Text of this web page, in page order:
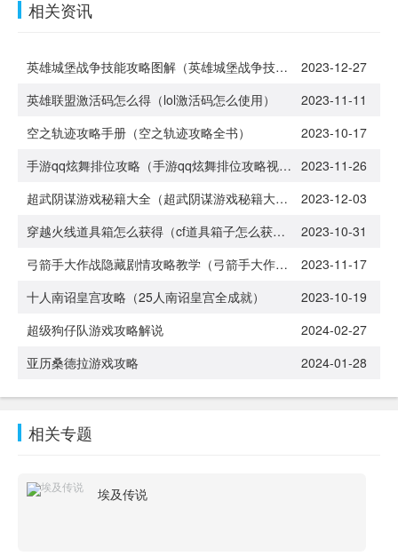
相关资讯
英雄城堡战争技能攻略图解（英雄城堡战争技能攻略图解大全）
2023-12-27
英雄联盟激活码怎么得（lol激活码怎么使用）
2023-11-11
空之轨迹攻略手册（空之轨迹攻略全书）
2023-10-17
手游qq炫舞排位攻略（手游qq炫舞排位攻略视频） 2023-11-26
超武阴谋游戏秘籍大全（超武阴谋游戏秘籍大全攻略）
2023-12-03
穿越火线道具箱怎么获得（cf道具箱子怎么获得）
2023-10-31
弓箭手大作战隐藏剧情攻略教学（弓箭手大作战全人物解锁版）
2023-11-17
十人南诏皇宫攻略（25人南诏皇宫全成就）
2023-10-19
超级狗仔队游戏攻略解说
2024-02-27
亚历桑德拉游戏攻略
2024-01-28
相关专题
埃及传说